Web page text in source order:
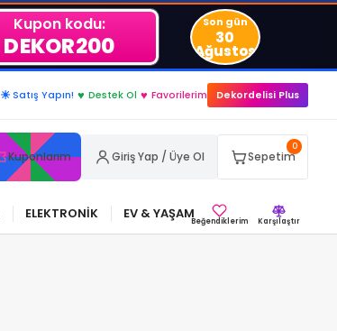
Kupon kodu:
DEKOR200
Son gün
30
Ağustos
☀ Satış Yapın! ♥ Destek Ol ♥ Favorilerim Dekordelisi Plus
Kuponlarım Giriş Yap / Üye Ol
0
Sepetim
ELEKTRONİK EV & YAŞAMBeğendiklerim Karşılaştır